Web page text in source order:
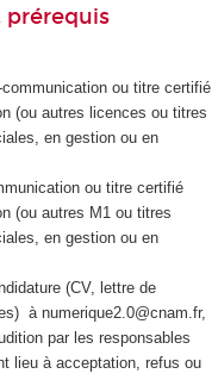
prérequis
ou titre certifié
(ou autres licences ou titres
en gestion ou en
ou titre certifié
(ou autres M1 ou titres
en gestion ou en
(CV, lettre de
à numerique2.0@cnam.fr,
par les responsables
lieu à acceptation, refus ou